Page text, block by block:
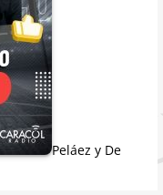
Peláez y De